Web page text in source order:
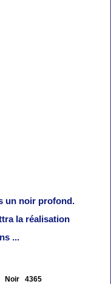
un noir profond.
la réalisation
...
Noir 4365